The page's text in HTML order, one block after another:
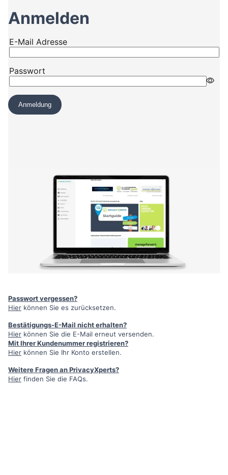
Anmelden
Passwort vergessen?
Hier können Sie es zurücksetzen.
Bestätigungs-E-Mail nicht erhalten?
Hier können Sie die E-Mail erneut versenden.
Mit Ihrer Kundenummer registrieren?
Hier können Sie Ihr Konto erstellen.
Weitere Fragen an PrivacyXperts?
Hier finden Sie die FAQs.